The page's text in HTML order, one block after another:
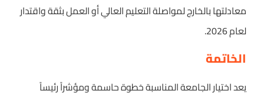
معادلتها بالخارج لمواصلة التعليم العالي أو العمل بثقة واقتدار
لعام 2026.
الخاتمة
يعد اختيار الجامعة المناسبة خطوة حاسمة ومؤشراً رئيساً